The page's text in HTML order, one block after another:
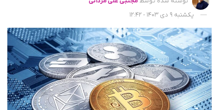
یکشنبه 9 دی 1403 - 12:42